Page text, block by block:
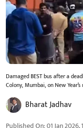
Damaged BEST bus after a
Colony, Mumbai, on New
Bharat Jadhav
Published On:01 Jan 2026,